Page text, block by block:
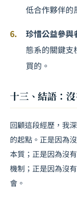
低合作夥伴的
珍惜公益參與
態系的關鍵支
買的。
十三、結語：
回顧這段經歷，我
的起點。正是因為
本質；正是因為沒
機制；正是因為沒
會。